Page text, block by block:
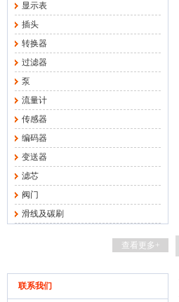
显示表
插头
转换器
过滤器
泵
流量计
传感器
编码器
变送器
滤芯
阀门
滑线及碳刷
查看更多+
联系我们